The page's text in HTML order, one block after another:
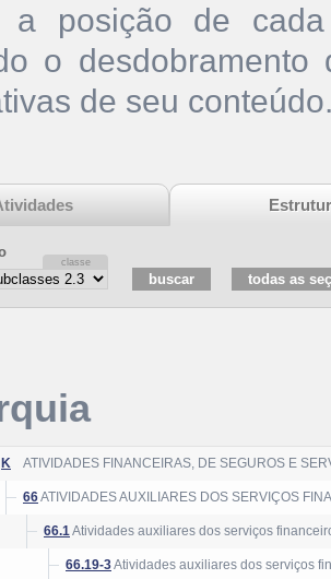
a posição de
o
de seu
K ATIVIDADES FINANCEIRAS, DE SEGUROS E
66ATIVIDADES AUXILIARES DOS SERVIÇOS
66.1Atividades auxiliares dos serviços
66.19-3Atividades auxiliares dos serviços